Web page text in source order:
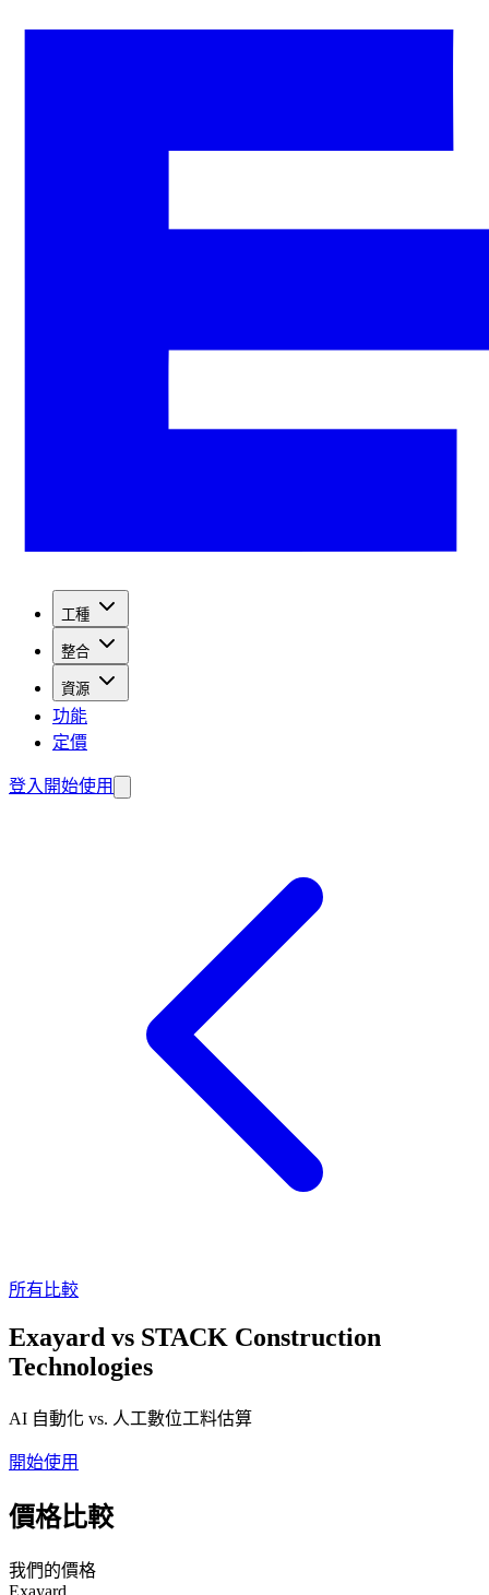
工種
整合
資源
功能
定價
登入 開始使用
所有比較
Exayard vs STACK Construction
Technologies
AI 自動化 vs. 人工數位工料估算
開始使用
價格比較
我們的價格
Exayard